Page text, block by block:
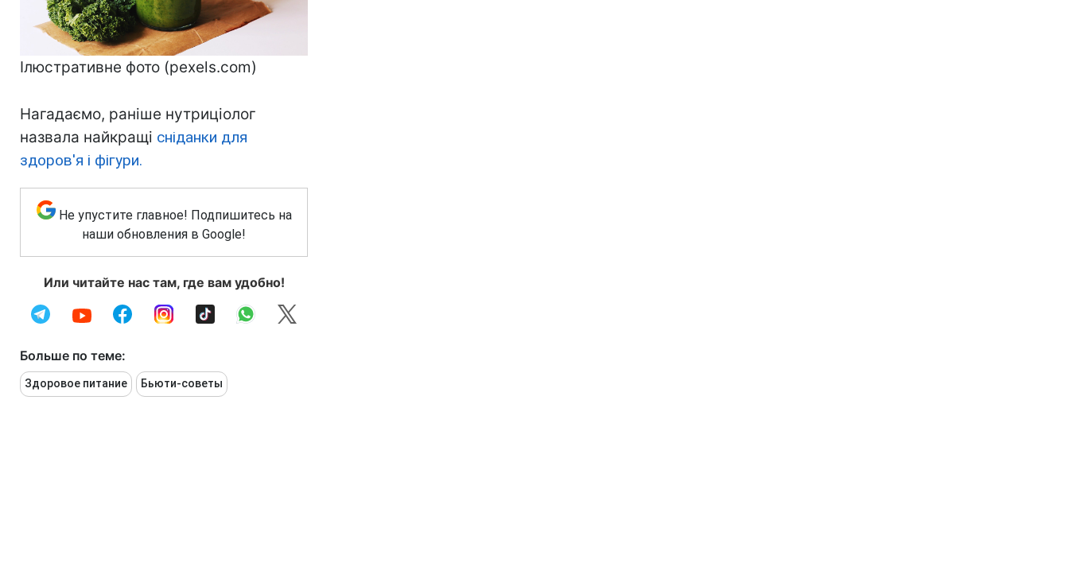
Ілюстративне фото (pexels.com)
Нагадаємо, раніше нутриціолог
назвала найкращі сніданки для
здоров'я і фігури.
Не упустите главное! Подпишитесь на
наши обновления в Google!
Или читайте нас там, где вам удобно!
Больше по теме:
Здоровое питание Бьюти-советы